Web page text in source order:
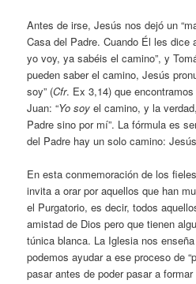
Antes de irse, Jesús nos dejó un
Casa del Padre. Cuando Él les dice
yo voy, ya sabéis el camino”, y
pueden saber el camino, Jesús
soy” (Cfr. Ex 3,14) que
Juan: “Yo soyel camino, y la
Padre sino por mí”. La fórmula es
del Padre hay un solo camino:
En esta conmemoración de los
invita a orar por aquellos que han
el Purgatorio, es decir, todos
amistad de Dios pero que tienen
túnica blanca. La Iglesia nos
podemos ayudar a ese proceso de
pasar antes de poder pasar a